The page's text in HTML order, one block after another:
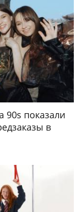
90s показали
в